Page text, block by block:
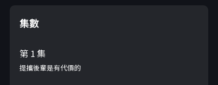
集數
第 1 集
提攜後輩是有代價的